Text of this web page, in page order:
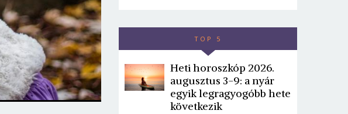
TOP 5
Heti horoszkóp 2026.
augusztus 3-9: a nyár
egyik legragyogóbb hete
következik